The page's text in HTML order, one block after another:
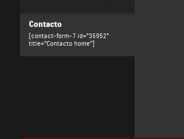
Contacto
[contact-form-7 id="35952"
title="Contacto home"]